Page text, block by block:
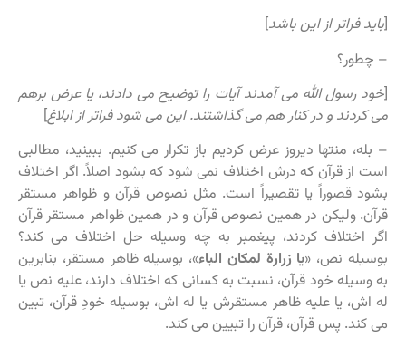
[باید فراتر از این باشد]
– چطور؟
[خود رسول الله می آمدند آیات را توضیح می دادند، یا عرض برهم
می کردند و در کنار هم می گذاشتند. این می شود فراتر از ابلاغ]
– بله، منتها دیروز عرض کردیم باز تکرار می کنیم. ببینید، مطالبی
است از قرآن که درش اختلاف نمی شود که بشود اصلاً. اگر اختلاف
بشود قصوراً یا تقصیراً است. مثل نصوص قرآن و ظواهر مستقر
قرآن. ولیکن در همین نصوص قرآن و در همین ظواهر مستقر قرآن
اگر اختلاف کردند، پیغمبر به چه وسیله حل اختلاف می کند؟
بوسیله نص، «یا زرارة لمکان الباء»، بوسیله ظاهر مستقر، بنابرین
به وسیله خود قرآن، نسبت به کسانی که اختلاف دارند، علیه نص یا
له اش، یا علیه ظاهر مستقرش یا له اش، بوسیله خودِ قرآن، تبین
می کند. پس قرآن، قرآن را تبیین می کند.